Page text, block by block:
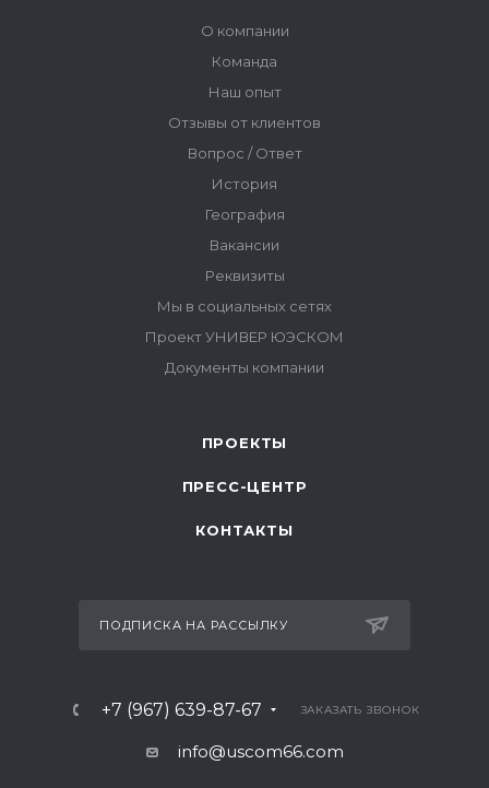
ПРОЕКТЫ
ПРЕСС-ЦЕНТР
КОНТАКТЫ
ПОДПИСКА НА РАССЫЛКУ
+7 (967) 639-87-67 ЗАКАЗАТЬ ЗВОНОК
info@uscom66.com